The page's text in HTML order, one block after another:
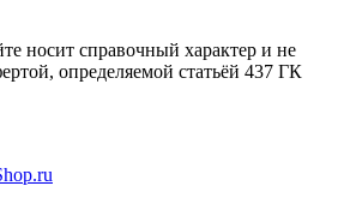
носит справочный характер и не
определяемой статьёй 437 ГК